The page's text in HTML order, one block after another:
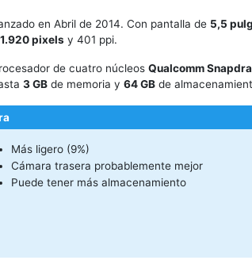
en Abril de 2014. Con pantalla de 5,5
pixels y 401 ppi.
de cuatro núcleos Qualcomm
3 GB de memoria y 64 GB de
Más ligero (9%)
Cámara trasera probablemente mejor
Puede tener más almacenamiento